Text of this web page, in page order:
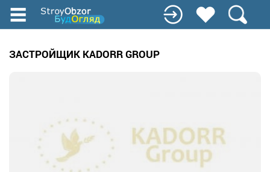
Перейти
содержанию
ЗАСТРОЙЩИК KADORR GROUP